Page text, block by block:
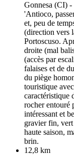
Gonnesa (CI) -
'Antioco,
et, peu de
(direction vers
Portoscuso.
droite (mal
(accès par
falaises et de
du piège
touristique
caractéristique
rocher entouré
intéressant et
gravier fin,
haute saison,
brin.
12,8 km